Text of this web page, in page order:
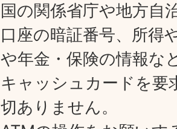
国の関係省庁や地方自
口座の暗証番号、所得
や年金・保険の情報な
キャッシュカードを要
切ありません。